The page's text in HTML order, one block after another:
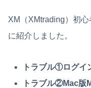
XM（XMtrading）初
に紹介しました。
トラブル①ログイ
トラブル②Mac版